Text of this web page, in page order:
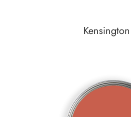
Auf den Wunschzettel